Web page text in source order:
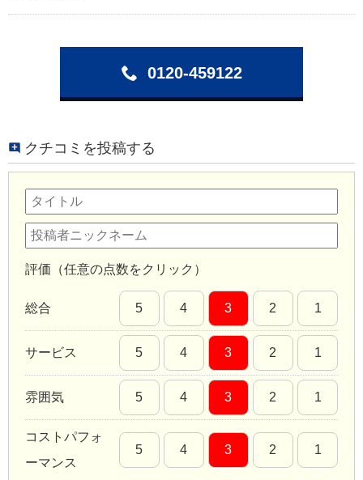
0120-459122
クチコミを投稿する
評価（任意の点数をクリック）
総合 5 4 3 2 1
サービス 5 4 3 2 1
雰囲気 5 4 3 2 1
コストパフォ
ーマンス
5 4 3 2 1